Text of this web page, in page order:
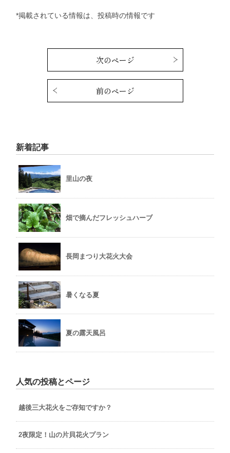
*掲載されている情報は、投稿時の情報です
次のページ
前のページ
新着記事
里山の夜
畑で摘んだフレッシュハーブ
長岡まつり大花火大会
暑くなる夏
夏の露天風呂
人気の投稿とページ
越後三大花火をご存知ですか？
2夜限定！山の片貝花火プラン